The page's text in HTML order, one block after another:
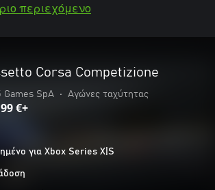
περιεχόμενο
Corsa Competizione
Games SpA • Αγώνες ταχύτητας
€+
για Xbox Series X|S